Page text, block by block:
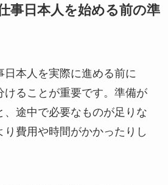
事日本人を始める前の準
日本人を実際に進める前に
けることが重要です。準備が
、途中で必要なものが足りな
り費用や時間がかかったりし